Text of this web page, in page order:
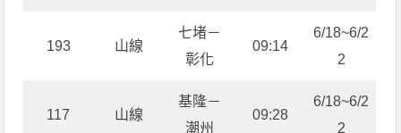
193 山線
七堵－
彰化
09:14
6/18~6/2
2
117 山線
基隆－
潮州
09:28
6/18~6/2
2